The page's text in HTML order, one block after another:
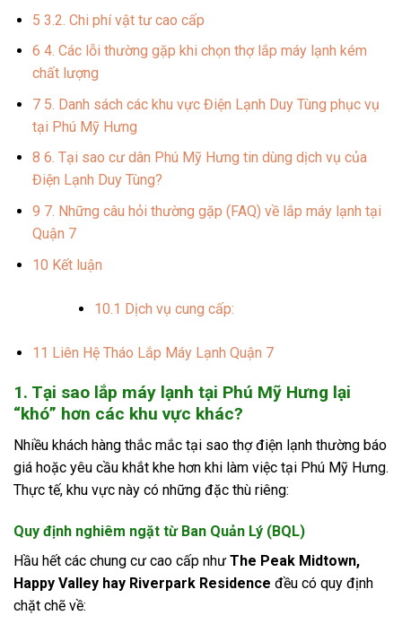
5 3.2. Chi phí vật tư cao cấp
6 4. Các lỗi thường gặp khi chọn thợ lắp máy lạnh kém
chất lượng
75. Danh sách các khu vực Điện Lạnh Duy Tùng phục vụ
tại Phú Mỹ Hưng
8 6. Tại sao cư dân Phú Mỹ Hưng tin dùng dịch vụ của
Điện Lạnh Duy Tùng?
9 7. Những câu hỏi thường gặp (FAQ) về lắp máy lạnh tại
Quận 7
10 Kết luận
10.1 Dịch vụ cung cấp:
11 Liên Hệ Tháo Lắp Máy Lạnh Quận 7
1. Tại sao lắp máy lạnh tại Phú Mỹ Hưng lại
“khó” hơn các khu vực khác?
Nhiều khách hàng thắc mắc tại sao thợ điện lạnh thường báo
giá hoặc yêu cầu khắt khe hơn khi làm việc tại Phú Mỹ Hưng.
Thực tế, khu vực này có những đặc thù riêng:
Quy định nghiêm ngặt từ Ban Quản Lý (BQL)
Hầu hết các chung cư cao cấp như The Peak Midtown,
Happy Valley hay Riverpark Residence đều có quy định
chặt chẽ về: